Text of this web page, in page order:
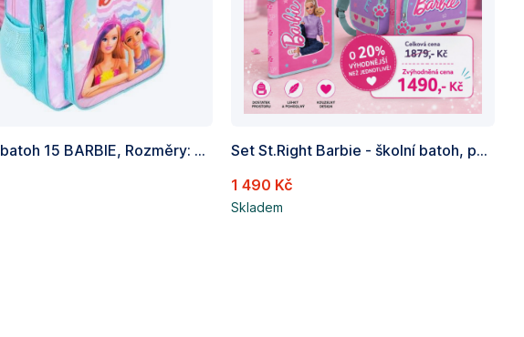
Dětský batoh 15 BARBIE, Rozměry: 38 x 30 x 18 cm
Set St.Right Barbie - školní batoh, penál jednopatrový
1 490 Kč
Skladem